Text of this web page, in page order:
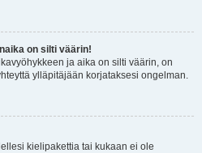
on silti väärin!
ja aika on silti väärin, on
ylläpitäjään korjataksesi ongelman.
kielipakettia tai kukaan ei ole